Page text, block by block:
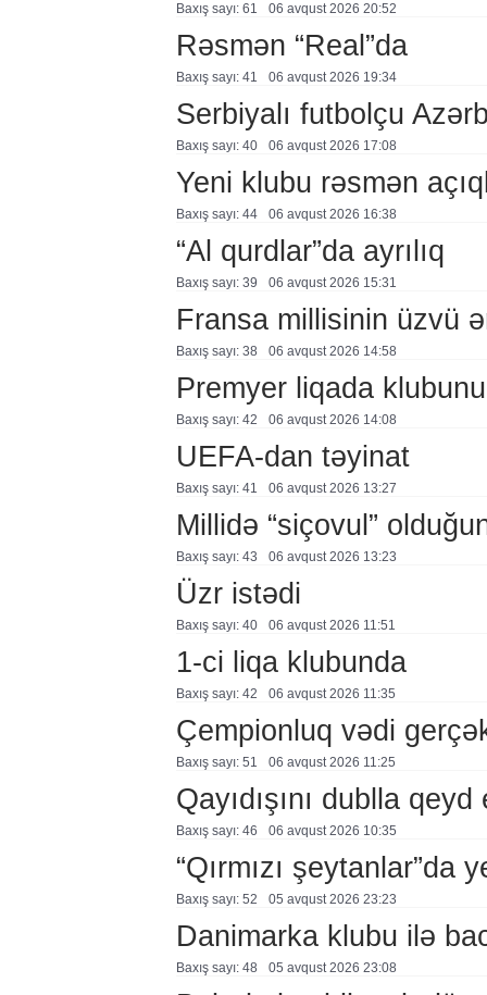
Baxış sayı: 61 06 avqust 2026 20:52
Rəsmən “Real”da
Baxış sayı: 41 06 avqust 2026 19:34
Serbiyalı futbolçu
Baxış sayı: 40 06 avqust 2026 17:08
Yeni klubu rəsmən
Baxış sayı: 44 06 avqust 2026 16:38
“Al qurdlar”da ayrılıq
Baxış sayı: 39 06 avqust 2026 15:31
Fransa millisinin üzvü
Baxış sayı: 38 06 avqust 2026 14:58
Premyer liqada
Baxış sayı: 42 06 avqust 2026 14:08
UEFA-dan təyinat
Baxış sayı: 41 06 avqust 2026 13:27
Millidə “siçovul”
Baxış sayı: 43 06 avqust 2026 13:23
Üzr istədi
Baxış sayı: 40 06 avqust 2026 11:51
1-ci liqa klubunda
Baxış sayı: 42 06 avqust 2026 11:35
Çempionluq vədi
Baxış sayı: 51 06 avqust 2026 11:25
Qayıdışını dublla qeyd
Baxış sayı: 46 06 avqust 2026 10:35
“Qırmızı şeytanlar”da
Baxış sayı: 52 05 avqust 2026 23:23
Danimarka klubu ilə
Baxış sayı: 48 05 avqust 2026 23:08